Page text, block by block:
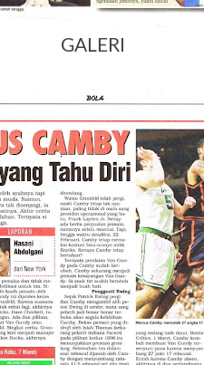
GALERI